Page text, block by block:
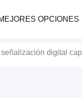
OPCIONES
digital